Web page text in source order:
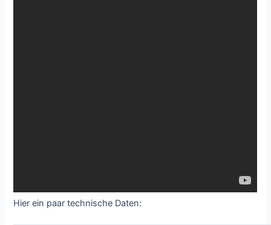
Hier ein paar technische Daten: